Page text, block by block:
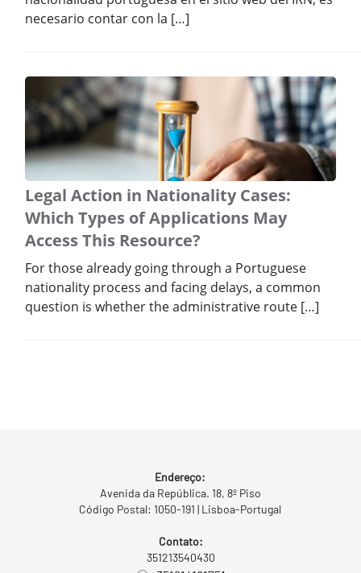
necesario contar con la […]
Legal Action in Nationality Cases:
Which Types of Applications May
Access This Resource?
For those already going through a Portuguese
nationality process and facing delays, a common
question is whether the administrative route […]
Endereço:
Avenida da República. 18, 8º Piso
Código Postal: 1050-191 | Lisboa-Portugal
Contato:
351213540430